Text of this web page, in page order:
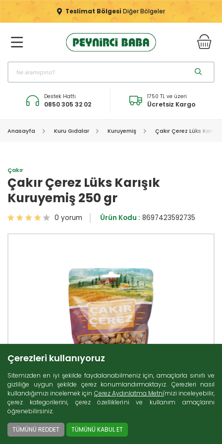
Teslimat Bölgesi Diğer Bölgeler
Destek Hattı
0850 305 32 02
1750 TL ve üzeri
Ücretsiz Kargo
Anasayfa Kuru Gıdalar Kuruyemiş Çakır Çerez Lüks
Çakır
Çakır Çerez Lüks Karışık
Kuruyemiş 250 gr
0 yorum Ürün Kodu : 8697423592735
Çerezleri kullanıyoruz
Sitemizden en iyi şekilde faydalanabilmeniz için, amaçlarla sınırlı ve
gizliliğe uygun şekilde çerez konumlandırmaktayız. Çerezleri nasıl
kullandığımızı incelemek için Çerez Aydınlatma Metni'mizi inceleyebilir,
çerez kategorilerini, çerez özelliklerini ve kullanım amaçlarını
öğrenebilirsiniz.
TÜMÜNÜ REDDET TÜMÜNÜ KABUL ET